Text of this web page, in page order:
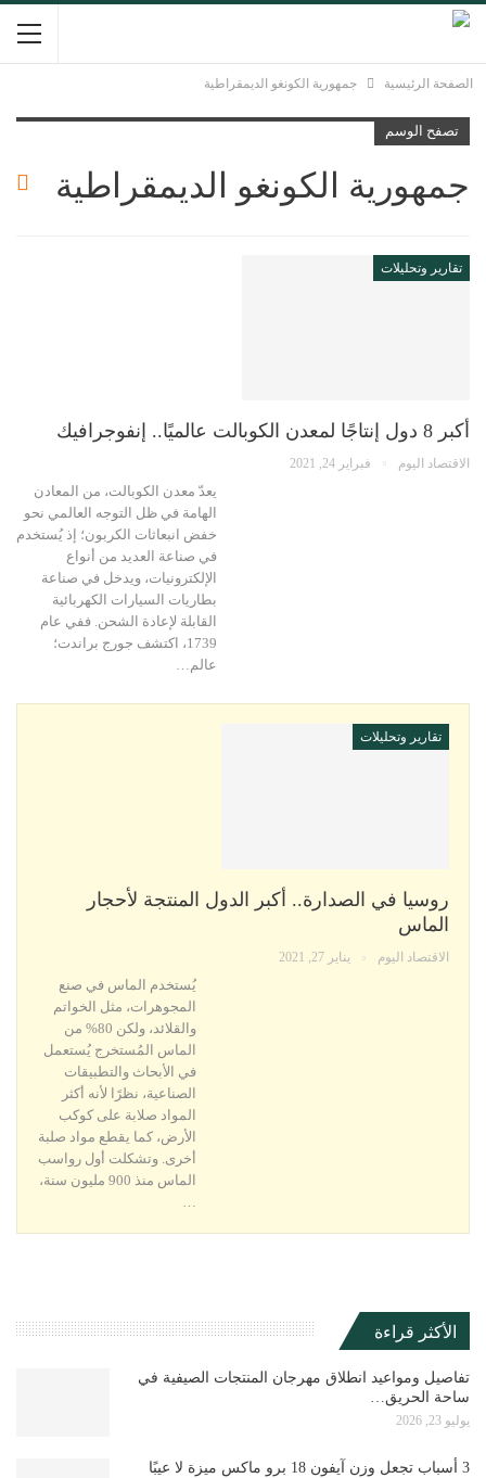
الصفحة الرئيسية جمهورية الكونغو الديمقراطية
تصفح الوسم
جمهورية الكونغو الديمقراطية
تقارير وتحليلات
أكبر 8 دول إنتاجًا لمعدن الكوبالت عالميًا.. إنفوجرافيك
الاقتصاد اليوم فبراير 24, 2021
يعدّ معدن الكوبالت، من المعادن
الهامة في ظل التوجه العالمي نحو
خفض انبعاثات الكربون؛ إذ يُستخدم
في صناعة العديد من أنواع
الإلكترونيات، ويدخل في صناعة
بطاريات السيارات الكهربائية
القابلة لإعادة الشحن. ففي عام
1739، اكتشف جورج براندت؛
عالم…
تقارير وتحليلات
روسيا في الصدارة.. أكبر الدول المنتجة لأحجار
الماس
الاقتصاد اليوم يناير 27, 2021
يُستخدم الماس في صنع
المجوهرات، مثل الخواتم
والقلائد، ولكن 80% من
الماس المُستخرج يُستعمل
في الأبحاث والتطبيقات
الصناعية، نظرًا لأنه أكثر
المواد صلابة على كوكب
الأرض، كما يقطع مواد صلبة
أخرى. وتشكلت أول رواسب
الماس منذ 900 مليون سنة،
…
الأكثر قراءة
تفاصيل ومواعيد انطلاق مهرجان المنتجات الصيفية في
ساحة الحريق…
يوليو 23, 2026
3 أسباب تجعل وزن آيفون 18 برو ماكس ميزة لا عيبًا